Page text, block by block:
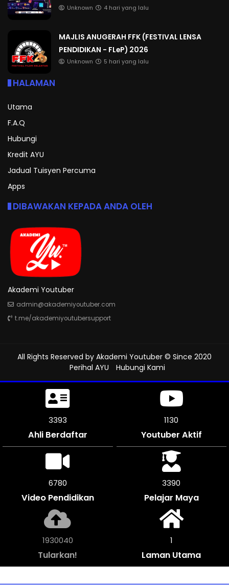
Unknown 4 hari yang lalu
MAJLIS ANUGERAH FFK (FESTIVAL LENSA
PENDIDIKAN - FLeP) 2026
Unknown 5 hari yang lalu
HALAMAN
Utama
F.A.Q
Hubungi
Kredit AYU
Jadual Tuisyen Percuma
Apps
DIBAWAKAN KEPADA ANDA OLEH
Akademi Youtuber
admin@akademiyoutuber.com
t.me/akademiyoutubersupport
All Rights Reserved by Akademi Youtuber © Since 2020
Perihal AYU
Hubungi Kami
3747
Ahli Berdaftar
1248
Youtuber Aktif
7488
Video Pendidikan
3744
Pelajar Maya
2131584
Tularkan!
1
Laman Utama